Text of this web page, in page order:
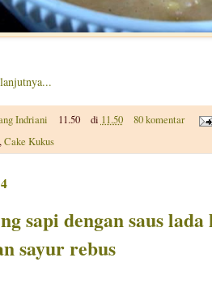
Indriani 11.50 di 11.50
80 komentar
,Cake Kukus
sapi dengan saus
sayur rebus